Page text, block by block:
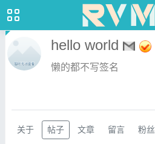
hello world
懒的都不写签名
关于 帖子 文章 留言 粉丝